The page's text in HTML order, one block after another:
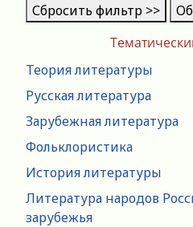
Теория литературы
Русская литература
Зарубежная литература
Фольклористика
История литературы
Литература народов
зарубежья
Сбросить фильтр >>